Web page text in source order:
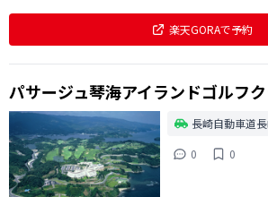
楽天GORAで予約
パサージュ琴海アイランドゴルフ
長崎自動車道
0
0